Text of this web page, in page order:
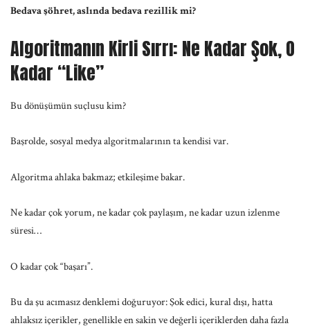
Bedava şöhret, aslında bedava rezillik mi?
Algoritmanın Kirli Sırrı: Ne Kadar Şok, O
Kadar “Like”
Bu dönüşümün suçlusu kim?
Başrolde, sosyal medya algoritmalarının ta kendisi var.
Algoritma ahlaka bakmaz; etkileşime bakar.
Ne kadar çok yorum, ne kadar çok paylaşım, ne kadar uzun izlenme
süresi…
O kadar çok “başarı”.
Bu da şu acımasız denklemi doğuruyor: Şok edici, kural dışı, hatta
ahlaksız içerikler, genellikle en sakin ve değerli içeriklerden daha fazla